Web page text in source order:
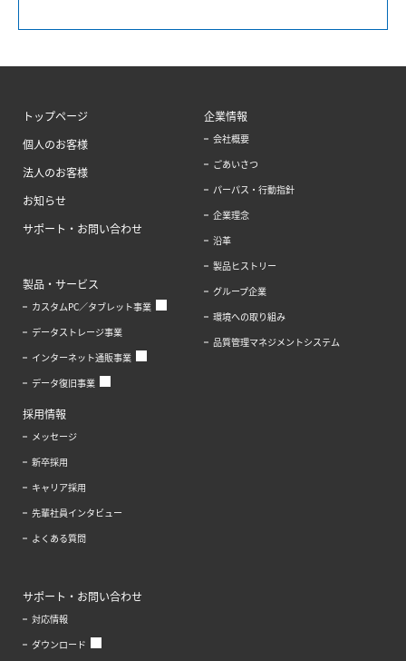
トップページ
個人のお客様
法人のお客様
お知らせ
サポート・お問い合わせ
製品・サービス
カスタムPC／タブレット事業
データストレージ事業
インターネット通販事業
データ復旧事業
企業情報
会社概要
ごあいさつ
パーパス・行動指針
企業理念
沿革
製品ヒストリー
グループ企業
環境への取り組み
品質管理マネジメントシステム
採用情報
メッセージ
新卒採用
キャリア採用
先輩社員インタビュー
よくある質問
サポート・お問い合わせ
対応情報
ダウンロード